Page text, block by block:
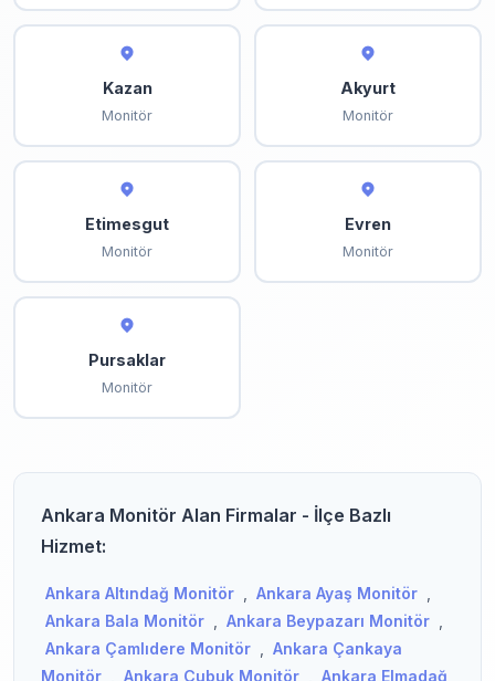
Kazan
Monitör
Akyurt
Monitör
Etimesgut
Monitör
Evren
Monitör
Pursaklar
Monitör
Ankara Monitör Alan Firmalar - İlçe Bazlı
Hizmet:
Ankara Altındağ Monitör Ankara Ayaş Monitör
Ankara Bala Monitör
Ankara Beypazarı Monitör
Ankara Çamlıdere Monitör
Ankara Çankaya
Monitör
Ankara Çubuk Monitör
Ankara Elmadağ